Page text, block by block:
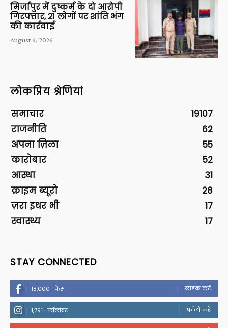
मिर्जापुर में दुष्कर्म के दो आरोपी
गिरफ्तार, 21 लोगों पर शांति भंग
की कार्रवाई
August 6, 2026
लोकप्रिय श्रेणियां
समाचार
19107
राजनीति
62
अपना ज़िला
55
कारोबार
52
आस्था
31
क्राइम ब्यूरो
28
ज़रा इधर भी
17
स्वास्थ्य
17
STAY CONNECTED
18,000 फैंस लाइक करें
1,791 फॉलोवर फॉलो करें